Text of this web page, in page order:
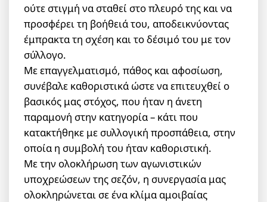
ούτε στιγμή να σταθεί στο πλευρό της και να
προσφέρει τη βοήθειά του, αποδεικνύοντας
έμπρακτα τη σχέση και το δέσιμό του με τον
σύλλογο.
Με επαγγελματισμό, πάθος και αφοσίωση,
συνέβαλε καθοριστικά ώστε να επιτευχθεί ο
βασικός μας στόχος, που ήταν η άνετη
παραμονή στην κατηγορία – κάτι που
κατακτήθηκε με συλλογική προσπάθεια, στην
οποία η συμβολή του ήταν καθοριστική.
Με την ολοκλήρωση των αγωνιστικών
υποχρεώσεων της σεζόν, η συνεργασία μας
ολοκληρώνεται σε ένα κλίμα αμοιβαίας